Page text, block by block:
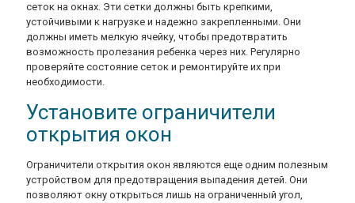
сеток на окнах. Эти сетки должны быть крепкими,
устойчивыми к нагрузке и надежно закрепленными. Они
должны иметь мелкую ячейку, чтобы предотвратить
возможность пролезания ребенка через них. Регулярно
проверяйте состояние сеток и ремонтируйте их при
необходимости.
Установите ограничители
открытия окон
Ограничители открытия окон являются еще одним полезным
устройством для предотвращения выпадения детей. Они
позволяют окну открыться лишь на ограниченный угол,